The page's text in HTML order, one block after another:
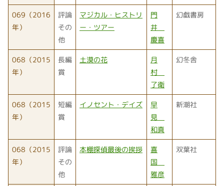
069（2016
年）
評論
その
他
マジカル・ヒストリ
ー・ツアー
門
井
慶喜
幻戯書房
068（2015
年）
長編
賞
土漠の花
月
村
了衛
幻冬舎
068（2015
年）
短編
賞
イノセント・デイズ
早
見
和真
新潮社
068（2015
年）
評論
その
他
本棚探偵最後の挨拶
喜
国
雅彦
双葉社